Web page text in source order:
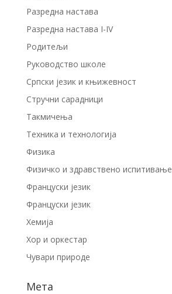
Разредна настава
Разредна настава I-IV
Родитељи
Руководство школе
Српски језик и књижевност
Стручни сарадници
Такмичења
Техника и технологија
Физика
Физичко и здравствено испитивање
Француски језик
Француски језик
Хемија
Хор и оркестар
Чувари природе
Мета